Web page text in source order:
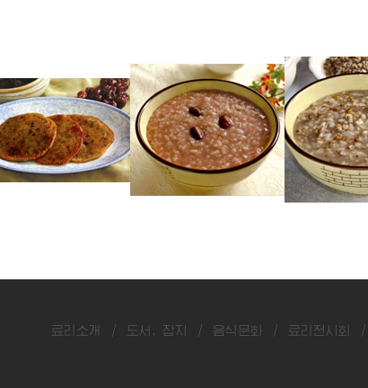
료리소개 / 도서, 잡지 / 음식문화 / 료리전시회 /